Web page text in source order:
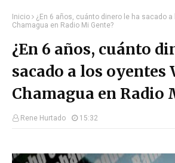
Inicio
¿En 6 años, cuánto dinero le ha sacado
Chamagua en Radio Mi Gente?
¿En 6 años, cuánto
sacado a los
Chamagua en Radio
Rene Hurtado 15:32